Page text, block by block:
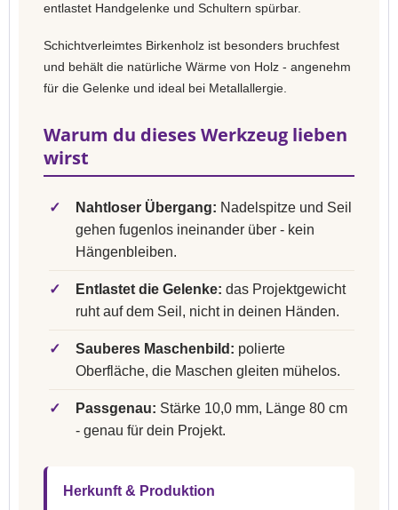
entlastet Handgelenke und Schultern spürbar.
Schichtverleimtes Birkenholz ist besonders bruchfest
und behält die natürliche Wärme von Holz - angenehm
für die Gelenke und ideal bei Metallallergie.
Warum du dieses Werkzeug lieben
wirst
✓ Nahtloser Übergang: Nadelspitze und Seil
gehen fugenlos ineinander über - kein
Hängenbleiben.
✓ Entlastet die Gelenke: das Projektgewicht
ruht auf dem Seil, nicht in deinen Händen.
✓ Sauberes Maschenbild: polierte
Oberfläche, die Maschen gleiten mühelos.
✓ Passgenau: Stärke 10,0 mm, Länge 80 cm
- genau für dein Projekt.
Herkunft & Produktion